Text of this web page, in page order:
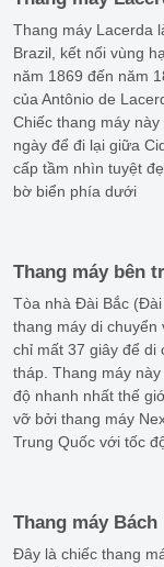
Thang máy Lacerda
Brazil, kết nối vùng
năm 1869 đến năm
của Antônio de
Chiếc thang máy
ngày để đi lại giữa
cấp tầm nhìn tuyệt
bờ biển phía dưới
Thang máy bên
Tòa nhà Đài Bắc
thang máy di
chỉ mất 37 giây để di
tháp. Thang máy
độ nhanh nhất thế
vỡ bởi thang máy
Trung Quốc với tốc
Thang máy
Đây là chiếc thang